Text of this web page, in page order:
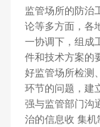
监管场所的防治
论等多方面，各
一协调下，组成
件和技术方案的
好监管场所检测
环节的问题，建
强与监管部门沟
治的信息收 集机